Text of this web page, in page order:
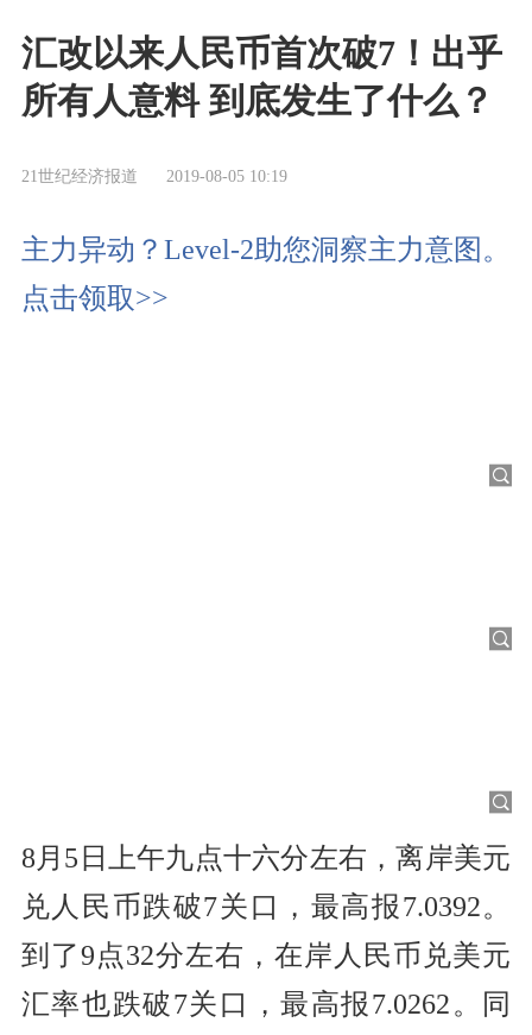
汇改以来人民币首次破7！出乎
所有人意料 到底发生了什么？
21世纪经济报道 2019-08-05 10:19
主力异动？Level-2助您洞察主力意图。
点击领取>>
8月5日上午九点十六分左右，离岸美元
兑人民币跌破7关口，最高报7.0392。
到了9点32分左右，在岸人民币兑美元
汇率也跌破7关口，最高报7.0262。同